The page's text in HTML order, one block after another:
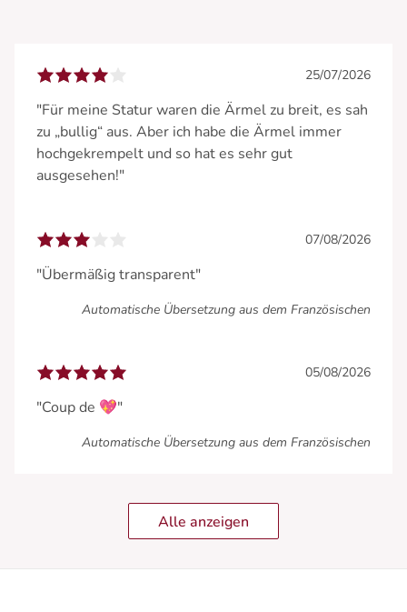
25/07/2026
"Für meine Statur waren die Ärmel zu breit, es sah
zu „bullig“ aus. Aber ich habe die Ärmel immer
hochgekrempelt und so hat es sehr gut
ausgesehen!"
07/08/2026
"Übermäßig transparent"
Automatische Übersetzung aus dem Französischen
05/08/2026
"Coup de 💖"
Automatische Übersetzung aus dem Französischen
Alle anzeigen